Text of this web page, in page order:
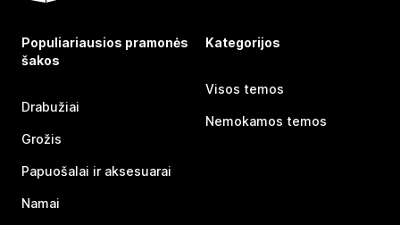
Populiariausios pramonės
šakos
Drabužiai
Grožis
Papuošalai ir aksesuarai
Namai
Kategorijos
Visos temos
Nemokamos temos